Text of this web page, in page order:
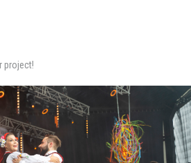
project!